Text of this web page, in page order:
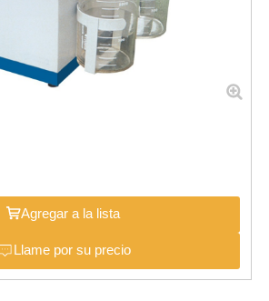
Agregar a la lista
Llame por su precio